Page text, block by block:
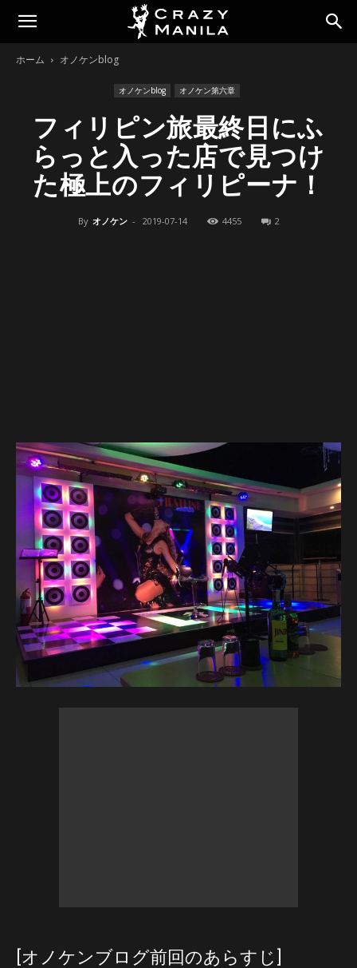
ホーム オノケンblog
オノケンblog オノケン第六章
フィリピン旅最終日にふ
らっと入った店で見つけ
た極上のフィリピーナ！
By オノケン - 2019-07-14 4455 2
[オノケンブログ前回のあらすじ]